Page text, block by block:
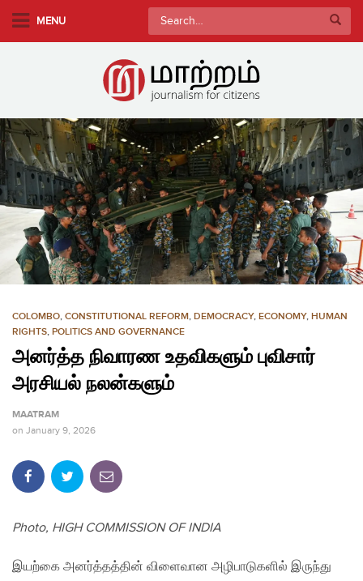
m
a
i
n
c
t
MENU
Search
for:
COLOMBO, CONSTITUTIONAL REFORM, DEMOCRACY, ECONOMY, HUMAN
RIGHTS, POLITICS AND GOVERNANCE
அனர்த்த நிவாரண உதவிகளும் புவிசார்
அரசியல் நலன்களும்
MAATRAM
on January 9, 2026
Photo, HIGH COMMISSION OF INDIA
இயற்கை அனர்த்தத்தின் விளைவான அழிபாடுகளில் இருந்து